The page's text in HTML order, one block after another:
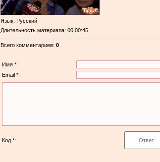
Язык: Русский
Длительность материала: 00:00:45
Всего комментариев: 0
Имя *:
Email *:
Код *: